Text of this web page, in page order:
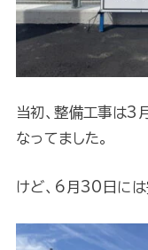
当初、整備工事は3
なってました。
けど、6月30日には